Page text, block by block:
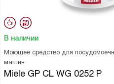
В наличии
Моющее средство для
машин
Miele GP CL WG 0252 P